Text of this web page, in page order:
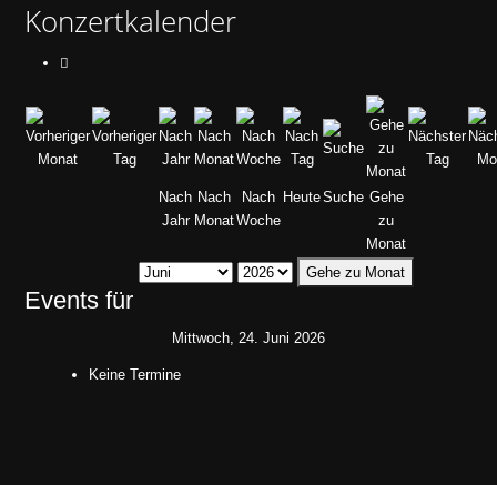
Konzertkalender
Nach
Jahr
Nach
Monat
Nach
Woche
HeuteSuche Gehe
zu
Monat
Gehe zu Monat
Events für
Mittwoch, 24. Juni 2026
Keine Termine